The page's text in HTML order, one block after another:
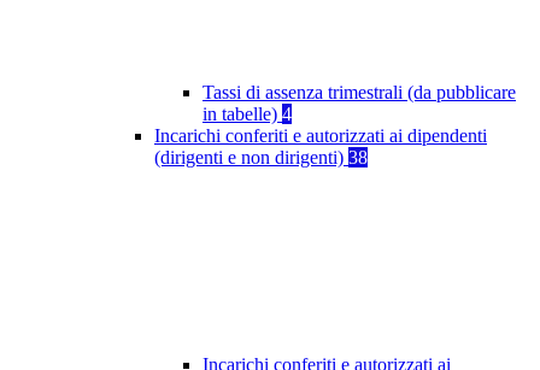
Tassi di assenza trimestrali (da pubblicare
in tabelle) 4
Incarichi conferiti e autorizzati ai dipendenti
(dirigenti e non dirigenti) 38
Incarichi conferiti e autorizzati ai